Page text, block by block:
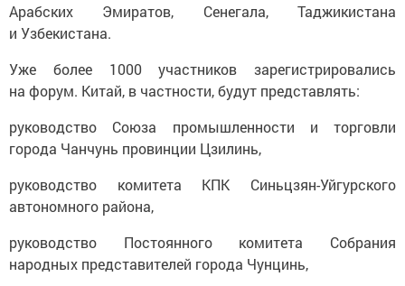
Арабских Эмиратов, Сенегала, Таджикистана
и Узбекистана.
Уже более 1000 участников зарегистрировались
на форум. Китай, в частности, будут представлять:
руководство Союза промышленности и торговли
города Чанчунь провинции Цзилинь,
руководство комитета КПК Синьцзян-Уйгурского
автономного района,
руководство Постоянного комитета Собрания
народных представителей города Чунцинь,